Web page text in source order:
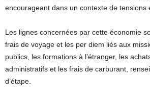
encourageant dans un contexte de tensions
Les lignes concernées par cette économie
frais de voyage et les per diem liés aux
publics, les formations à l’étranger, les
administratifs et les frais de carburant,
d’étape.